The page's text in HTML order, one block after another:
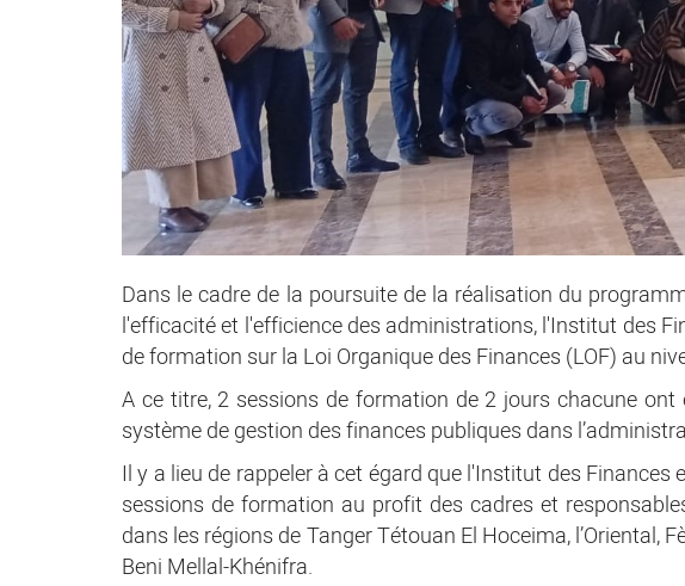
Dans le cadre de la poursuite de la réalisation du
l'efficacité et l'efficience des administrations, l'Institut des
de formation sur la Loi Organique des Finances (LOF) au
​A ce titre, 2 sessions de formation de 2 jours chacune
système de gestion des finances publiques dans
Il y a lieu de rappeler à cet égard que l'Institut des
sessions de formation au profit des cadres et
dans les régions de Tanger Tétouan El Hoceima,
Beni Mellal-Khénifra.